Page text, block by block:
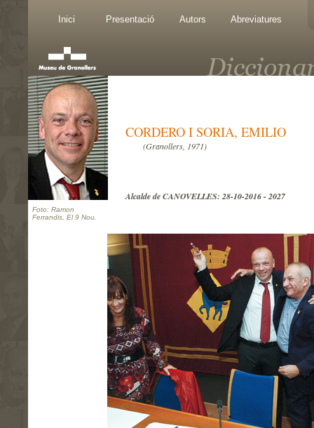
Inici Presentació Autors Abreviatures
CORDERO I SORIA, EMILIO
(Granollers, 1971)
Alcalde de CANOVELLES: 28-10-2016 - 2027
Foto: Ramon
Ferrandis, El 9 Nou.